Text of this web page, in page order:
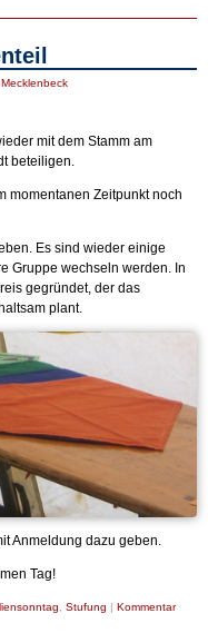
mit dem Stamm am
beteiligen.
momentanen Zeitpunkt noch
Es sind wieder einige
Gruppe wechseln werden. In
gegründet, der das
plant.
Anmeldung dazu geben.
Tag!
Stufung | Kommentar